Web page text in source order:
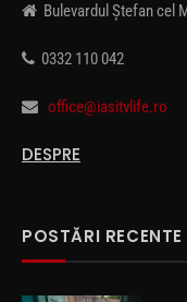
Bulevardul Ștefan cel
0332 110 042
office@iasitvlife.ro
DESPRE
POSTĂRI RECENTE